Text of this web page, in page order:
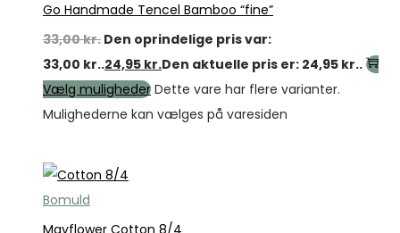
Go Handmade Tencel Bamboo “fine”
33,00kr. Den oprindelige pris var:
33,00 kr..24,95 kr.Den aktuelle pris er: 24,95 kr..
Vælg muligheder Dette vare har flere varianter.
Mulighederne kan vælges på varesiden
Bomuld
Mayflower Cotton 8/4